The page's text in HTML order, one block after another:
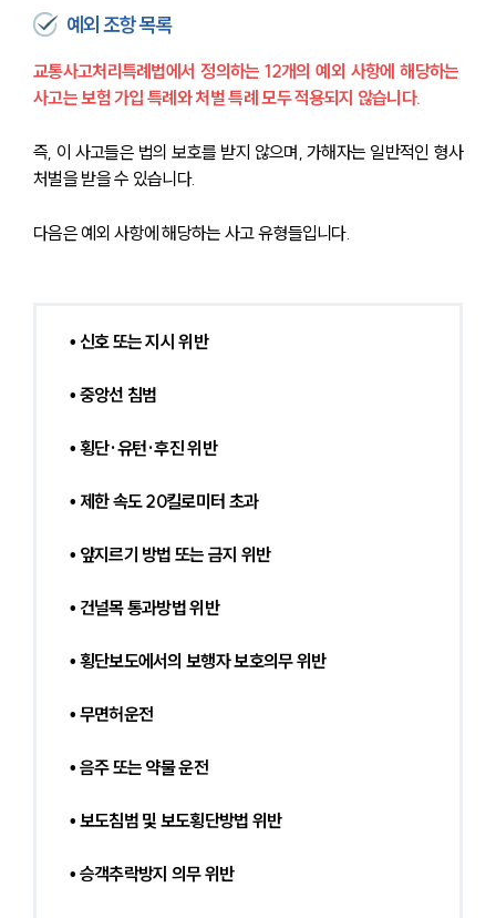
예외 조항 목록
교통사고처리특례법에서 정의하는 12개의 예외 사항에 해당하는
사고는 보험 가입 특례와 처벌 특례 모두 적용되지 않습니다.
즉, 이 사고들은 법의 보호를 받지 않으며, 가해자는 일반적인 형사
처벌을 받을 수 있습니다.
다음은 예외 사항에 해당하는 사고 유형들입니다.
• 신호 또는 지시 위반
• 중앙선 침범
• 횡단·유턴·후진 위반
• 제한 속도 20킬로미터 초과
• 앞지르기 방법 또는 금지 위반
• 건널목 통과방법 위반
• 횡단보도에서의 보행자 보호의무 위반
• 무면허운전
• 음주 또는 약물 운전
• 보도침범 및 보도횡단방법 위반
• 승객추락방지 의무 위반